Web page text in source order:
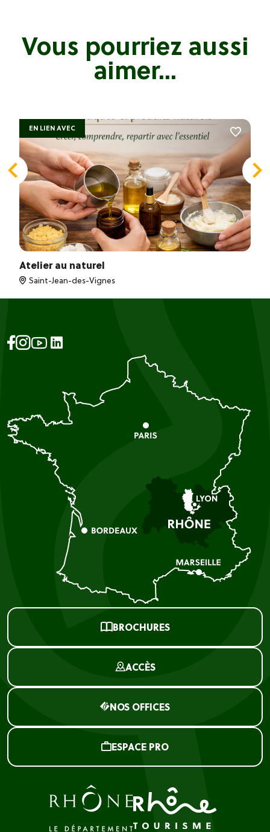
Vous pourriez aussi
aimer...
Atelier au naturel
Saint-Jean-des-Vignes
EN LIEN AVEC
BROCHURES
ACCÈS
NOS OFFICES
ESPACE PRO